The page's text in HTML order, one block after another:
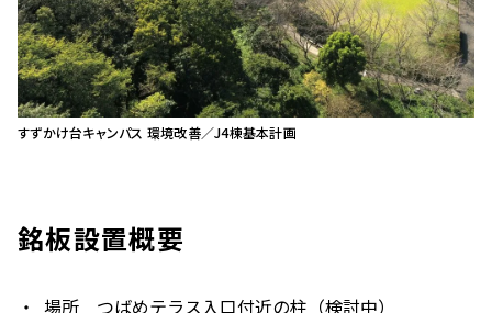
すずかけ台キャンパス 環境改善／J4棟基本計画
銘板設置概要
場所 つばめテラス入口付近の柱（検討中）